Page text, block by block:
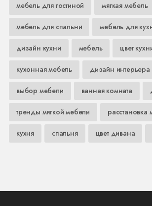
мебель для гостиной мягкая мебель
мебель для спальни мебель для
дизайн кухни мебель цвет
кухонная мебель дизайн интерьера
выбор мебели ванная комната
тренды мягкой мебели расстановка
кухня спальня цвет дивана